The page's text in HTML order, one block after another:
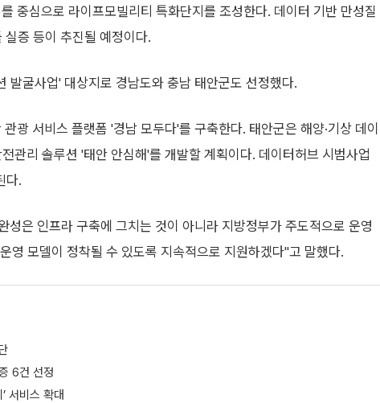
중심으로 라이프모빌리티 특화단지를 조성한다. 데이터 기반 만성질
증 등이 추진될 예정이다.
발굴사업' 대상지로 경남도와 충남 태안군도 선정했다.
광 서비스 플랫폼 '경남 모두다'를 구축한다. 태안군은 해양·기상 데이
관리 솔루션 '태안 안심해'를 개발할 계획이다. 데이터허브 시범사업
다.
은 인프라 구축에 그치는 것이 아니라 지방정부가 주도적으로 운영
영 모델이 정착될 수 있도록 지속적으로 지원하겠다"고 말했다.
6건 선정
서비스 확대